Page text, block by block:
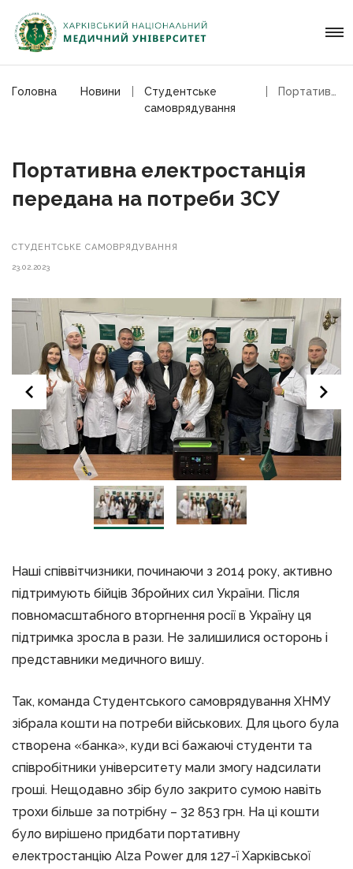
Головна Новини
Студентське
самоврядування
Портативна електростанція
передана на потреби ЗСУ
СТУДЕНТСЬКЕ САМОВРЯДУВАННЯ
23.02.2023
Наші співвітчизники, починаючи з 2014 року, активно
підтримують бійців Збройних сил України. Після
повномасштабного вторгнення росії в Україну ця
підтримка зросла в рази. Не залишилися осторонь і
представники медичного вишу.
Так, команда Студентського самоврядування ХНМУ
зібрала кошти на потреби військових. Для цього була
створена «банка», куди всі бажаючі студенти та
співробітники університету мали змогу надсилати
гроші. Нещодавно збір було закрито сумою навіть
трохи більше за потрібну – 32 853 грн. На ці кошти
було вирішено придбати портативну
електростанцію Alza Power для 127-ї Харківської